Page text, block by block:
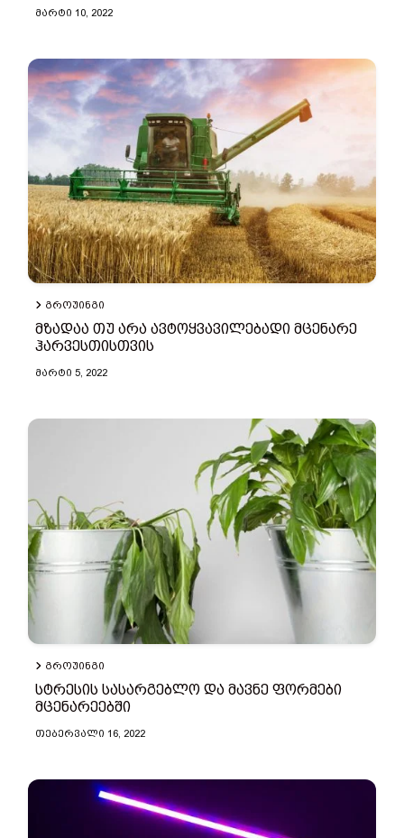
ᲛᲐᲠᲢᲘ 10, 2022
ᲒᲠᲝᲣᲘᲜᲒᲘ
მზადაა თუ არა ავტოყვავილებადი მცენარე
ჰარვესთისთვის
ᲛᲐᲠᲢᲘ 5, 2022
ᲒᲠᲝᲣᲘᲜᲒᲘ
სტრესის სასარგებლო და მავნე ფორმები
მცენარეებში
ᲗᲔᲑᲔᲠᲕᲐᲚᲘ 16, 2022